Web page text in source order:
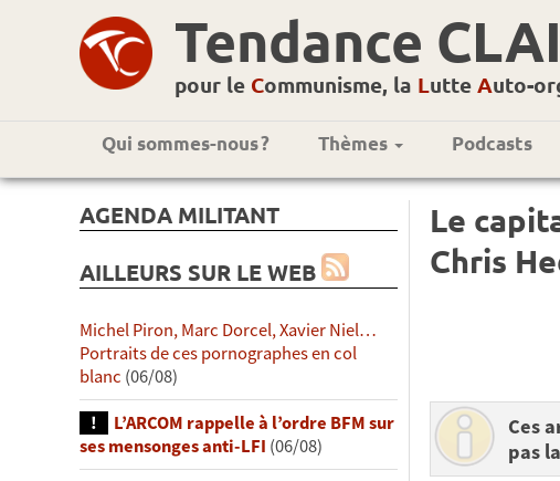
Tendance
pour le Communisme, la Lutte Auto-
Qui sommes-nous ? Thèmes Podcasts
AGENDA MILITANT
AILLEURS SUR LE WEB
Michel Piron, Marc Dorcel, Xavier Niel…
Portraits de ces pornographes en col
blanc (06/08)
L’ARCOM rappelle à l’ordre BFM sur
ses mensonges anti-LFI (06/08)
Le
Chris
Ces
pas